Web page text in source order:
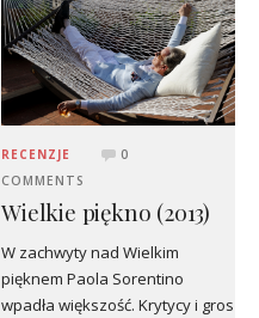
RECENZJE
0
COMMENTS
Wielkie piękno (2013)
W zachwyty nad Wielkim
pięknem Paola Sorentino
wpadła większość. Krytycy i gros